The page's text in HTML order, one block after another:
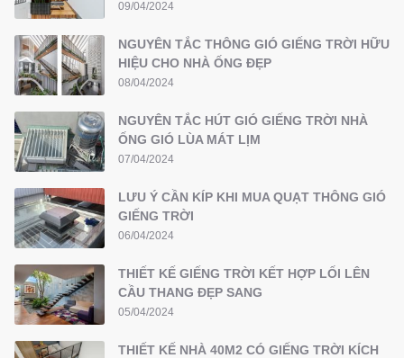
09/04/2024
NGUYÊN TẮC THÔNG GIÓ GIẾNG TRỜI HỮU
HIỆU CHO NHÀ ỐNG ĐẸP
08/04/2024
NGUYÊN TẮC HÚT GIÓ GIẾNG TRỜI NHÀ
ỐNG GIÓ LÙA MÁT LỊM
07/04/2024
LƯU Ý CẦN KÍP KHI MUA QUẠT THÔNG GIÓ
GIẾNG TRỜI
06/04/2024
THIẾT KẾ GIẾNG TRỜI KẾT HỢP LỐI LÊN
CẦU THANG ĐẸP SANG
05/04/2024
THIẾT KẾ NHÀ 40M2 CÓ GIẾNG TRỜI KÍCH